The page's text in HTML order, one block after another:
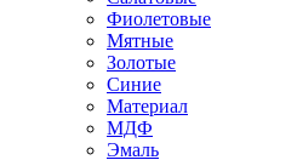
Фиолетовые
Мятные
Золотые
Синие
Материал
МДФ
Эмаль